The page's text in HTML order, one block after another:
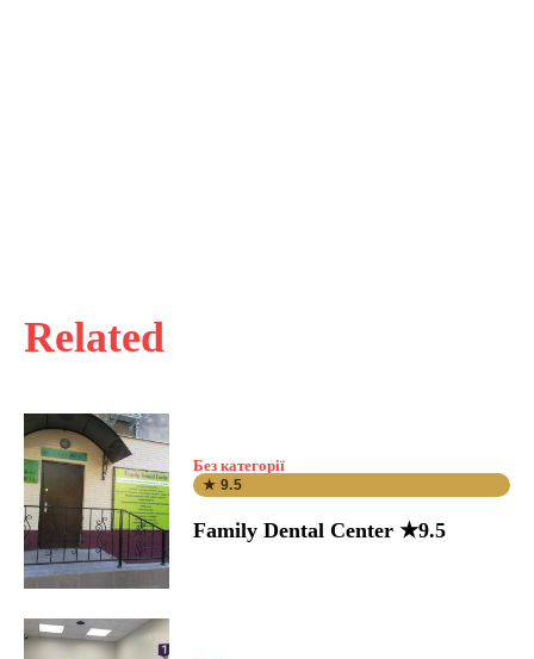
Related
Без категорії
★ 9.5
Family Dental Center ★9.5